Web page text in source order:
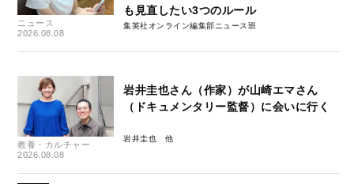
ニュース
2026.08.08
も見直したい3つのルール
集英社オンライン編集部ニュース班
教養・カルチャー
2026.08.08
岩井圭也さん（作家）が山崎エマさん
（ドキュメンタリー監督）に会いに行く
岩井圭也